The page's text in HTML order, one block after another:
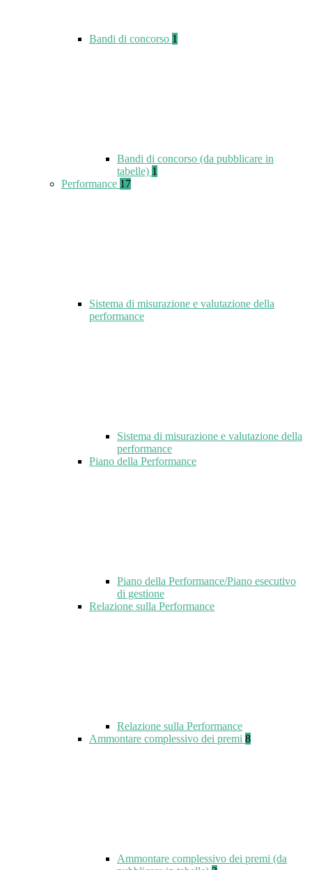
Bandi di concorso 1
Bandi di concorso (da pubblicare in
tabelle) 1
Performance 17
Sistema di misurazione e valutazione della
performance
Sistema di misurazione e valutazione della
performance
Piano della Performance
Piano della Performance/Piano esecutivo
di gestione
Relazione sulla Performance
Relazione sulla Performance
Ammontare complessivo dei premi 8
Ammontare complessivo dei premi (da